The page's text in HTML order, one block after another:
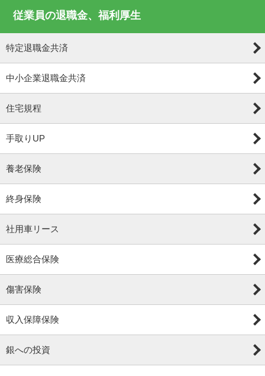
従業員の退職金、福利厚生
特定退職金共済
中小企業退職金共済
住宅規程
手取りUP
養老保険
終身保険
社用車リース
医療総合保険
傷害保険
収入保障保険
銀への投資